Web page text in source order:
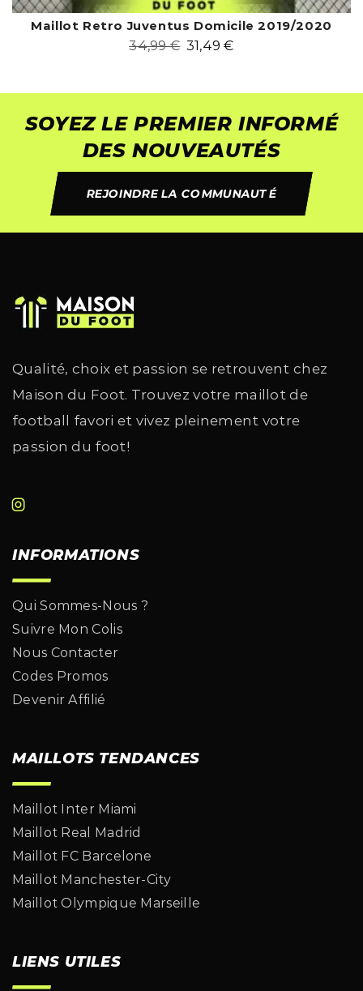
Maillot Retro Juventus Domicile 2019/2020
34,99€ 31,49€
SOYEZ LE PREMIER INFORMÉ
DES NOUVEAUTÉS
REJOINDRE LA COMMUNAUTÉ
Qualité, choix et passion se retrouvent chez
Maison du Foot. Trouvez votre maillot de
football favori et vivez pleinement votre
passion du foot!
INFORMATIONS
Qui Sommes-Nous ?
Suivre Mon Colis
Nous Contacter
Codes Promos
Devenir Affilié
MAILLOTS TENDANCES
Maillot Inter Miami
Maillot Real Madrid
Maillot FC Barcelone
Maillot Manchester-City
Maillot Olympique Marseille
LIENS UTILES